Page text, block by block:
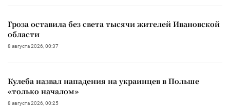
Гроза оставила без света тысячи жителей Ивановской
области
8 августа 2026, 00:37
Кулеба назвал нападения на украинцев в Польше
«только началом»
8 августа 2026, 00:25